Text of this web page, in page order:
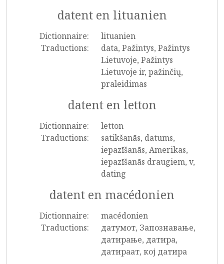
datent en lituanien
Dictionnaire:
lituanien
Traductions:
data, Pažintys, Pažintys
Lietuvoje, Pažintys
Lietuvoje ir, pažinčių,
praleidimas
datent en letton
Dictionnaire:
letton
Traductions:
satikšanās, datums,
iepazīšanās, Amerikas,
iepazīšanās draugiem, v,
dating
datent en macédonien
Dictionnaire:
macédonien
Traductions:
датумот, Запознавање,
датирање, датира,
датираат, кој датира